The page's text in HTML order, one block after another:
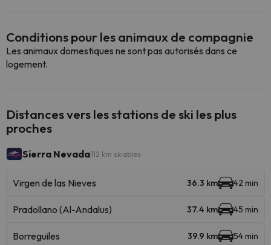
Conditions pour les animaux de compagnie
Les animaux domestiques ne sont pas autorisés dans ce
logement.
Distances vers les stations de ski les plus
proches
Sierra Nevada112 km skiables
Virgen de las Nieves 36.3 km 42 min
Pradollano (Al-Andalus) 37.4 km 45 min
Borreguiles 39.9 km 54 min